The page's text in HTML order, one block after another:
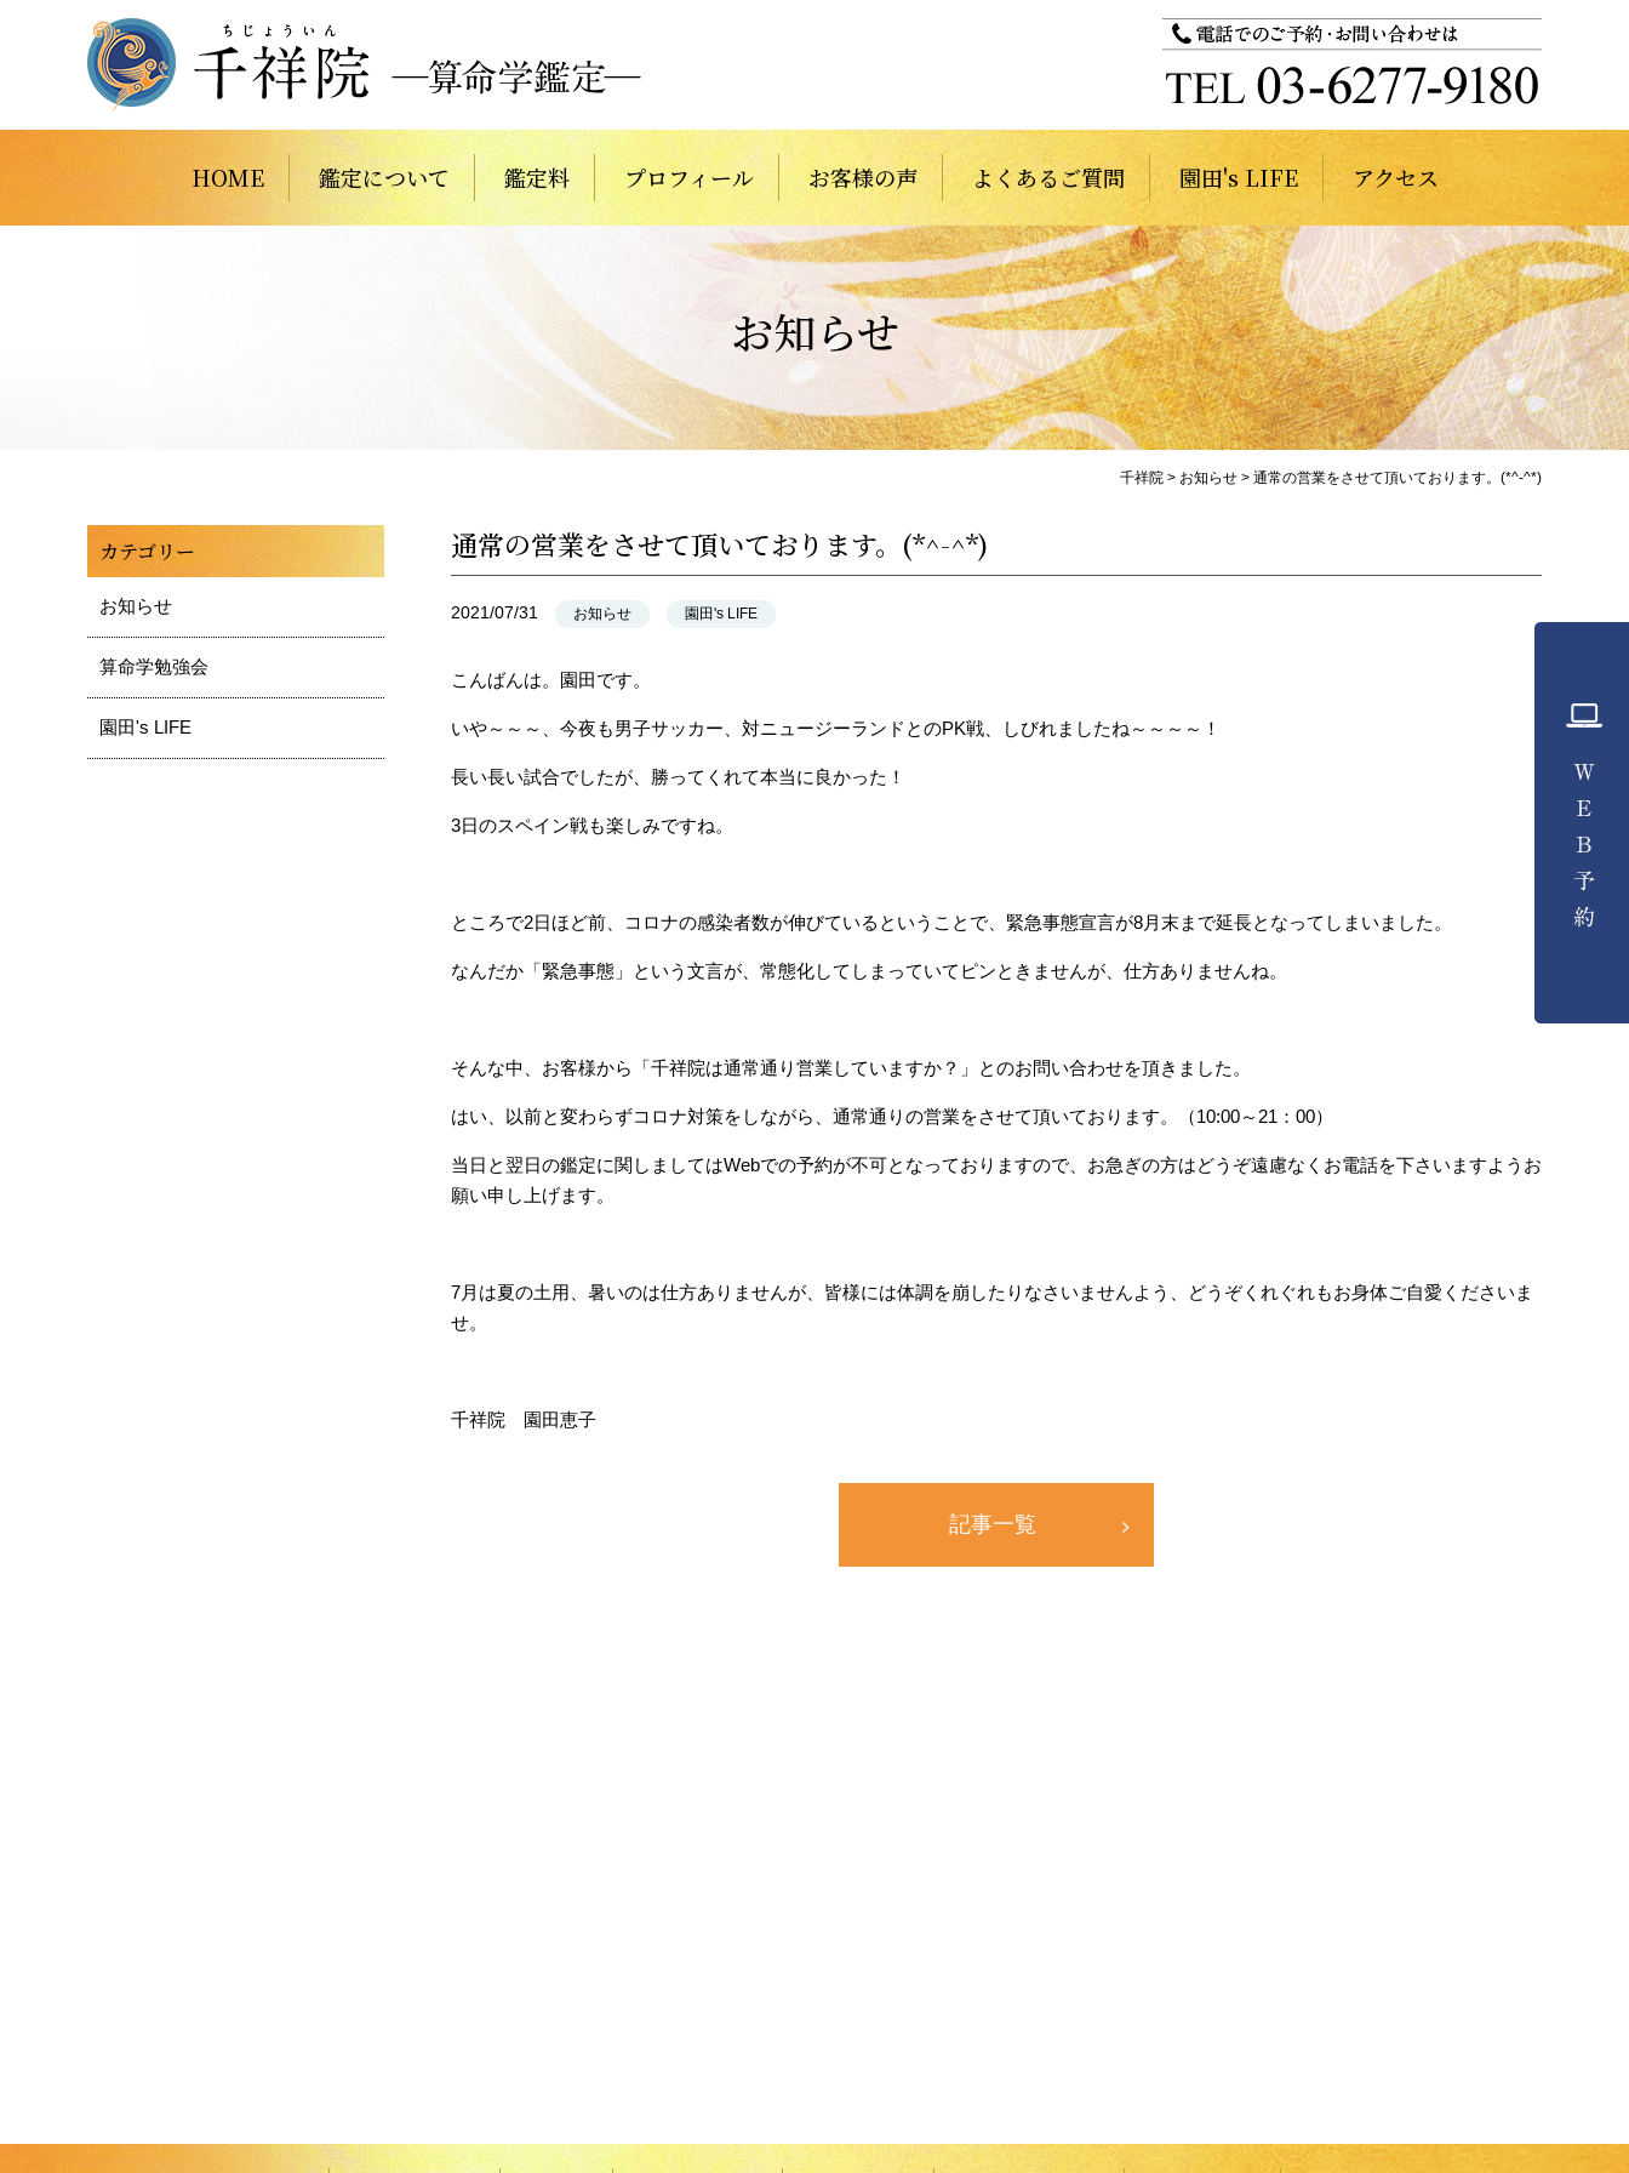
HOME 鑑定について 鑑定料 プロフィール お客様の声 よくあるご質問 園田's LIFE アクセス
お知らせ
千祥院 > お知らせ > 通常の営業をさせて頂いております。(*^-^*)
通常の営業をさせて頂いております。(*^-^*)
2021/07/31 お知らせ 園田's LIFE
こんばんは。園田です。
いや～～～、今夜も男子サッカー、対ニュージーランドとのPK戦、しびれましたね～～～～！
長い長い試合でしたが、勝ってくれて本当に良かった！
3日のスペイン戦も楽しみですね。
ところで2日ほど前、コロナの感染者数が伸びているということで、緊急事態宣言が8月末まで延長となってしまいました。
なんだか「緊急事態」という文言が、常態化してしまっていてピンときませんが、仕方ありませんね。
そんな中、お客様から「千祥院は通常通り営業していますか？」とのお問い合わせを頂きました。
はい、以前と変わらずコロナ対策をしながら、通常通りの営業をさせて頂いております。（10:00～21：00）
当日と翌日の鑑定に関しましてはWebでの予約が不可となっておりますので、お急ぎの方はどうぞ遠慮なくお電話を下さいますようお
願い申し上げます。
7月は夏の土用、暑いのは仕方ありませんが、皆様には体調を崩したりなさいませんよう、どうぞくれぐれもお身体ご自愛くださいま
せ。
千祥院 園田恵子
記事一覧
カテゴリー
お知らせ
算命学勉強会
園田's LIFE